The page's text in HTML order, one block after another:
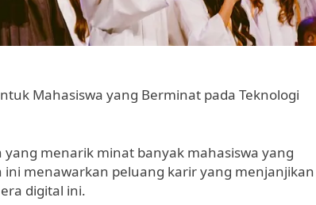
Mahasiswa yang Berminat pada Teknologi
menarik minat banyak mahasiswa yang
menawarkan peluang karir yang menjanjikan
digital ini.